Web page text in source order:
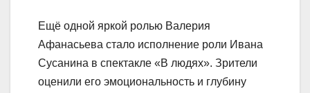
Ещё одной яркой ролью Валерия
Афанасьева стало исполнение роли Ивана
Сусанина в спектакле «В людях». Зрители
оценили его эмоциональность и глубину